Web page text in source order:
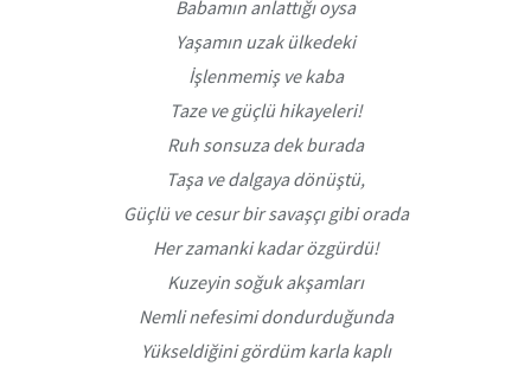
Babamın anlattığı oysa
Yaşamın uzak ülkedeki
İşlenmemiş ve kaba
Taze ve güçlü hikayeleri!
Ruh sonsuza dek burada
Taşa ve dalgaya dönüştü,
Güçlü ve cesur bir savaşçı gibi orada
Her zamanki kadar özgürdü!
Kuzeyin soğuk akşamları
Nemli nefesimi dondurduğunda
Yükseldiğini gördüm karla kaplı